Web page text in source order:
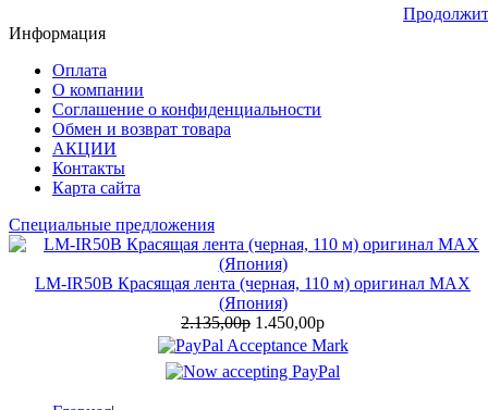
Информация
Оплата
О компании
Соглашение о конфиденциальности
Обмен и возврат товара
АКЦИИ
Контакты
Карта сайта
Специальные предложения
LM-IR50B Красящая лента (черная, 110 м) оригинал MAX
(Япония)
2.135,00р 1.450,00р